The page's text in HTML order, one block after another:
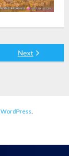
Next
WordPress